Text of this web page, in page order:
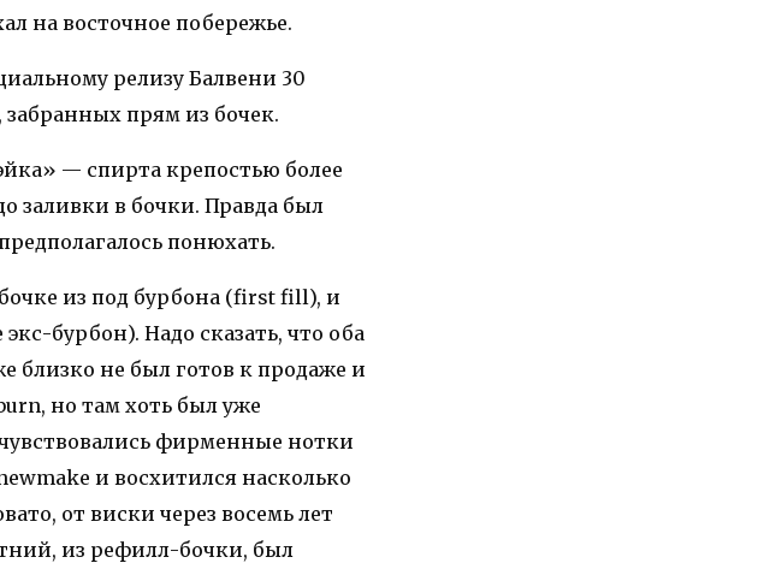
на восточное побережье.
релизу Балвени 30
забранных прям из бочек.
— спирта крепостью более
заливки в бочки. Правда был
понюхать.
из под бурбона (first fill), и
бурбон). Надо сказать, что оба
близко не был готов к продаже и
но там хоть был уже
фирменные нотки
и восхитился насколько
от виски через восемь лет
из рефилл-бочки, был